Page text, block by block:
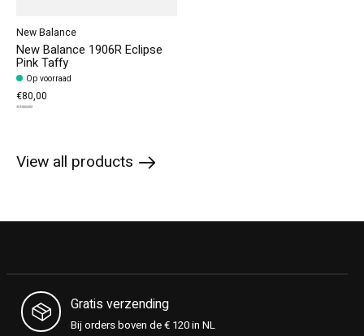
New Balance
New Balance 1906R Eclipse
Pink Taffy
Op voorraad
€80,00
€160,00
View all products
Gratis verzending
Bij orders boven de € 120 in NL